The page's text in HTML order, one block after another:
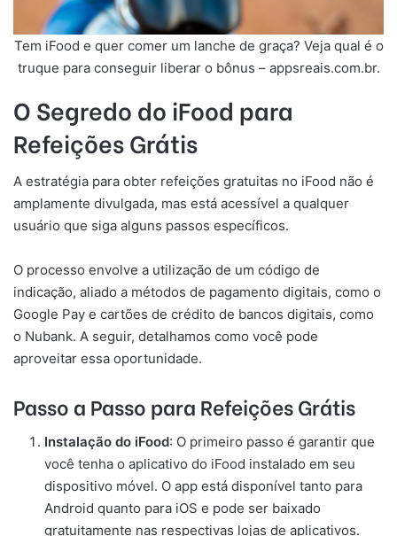
Tem iFood e quer comer um lanche de graça? Veja qual é o
truque para conseguir liberar o bônus – appsreais.com.br.
O Segredo do iFood para
Refeições Grátis
A estratégia para obter refeições gratuitas no iFood não é
amplamente divulgada, mas está acessível a qualquer
usuário que siga alguns passos específicos.
O processo envolve a utilização de um código de
indicação, aliado a métodos de pagamento digitais, como o
Google Pay e cartões de crédito de bancos digitais, como
o Nubank. A seguir, detalhamos como você pode
aproveitar essa oportunidade.
Passo a Passo para Refeições Grátis
Instalação do iFood: O primeiro passo é garantir que
você tenha o aplicativo do iFood instalado em seu
dispositivo móvel. O app está disponível tanto para
Android quanto para iOS e pode ser baixado
gratuitamente nas respectivas lojas de aplicativos.